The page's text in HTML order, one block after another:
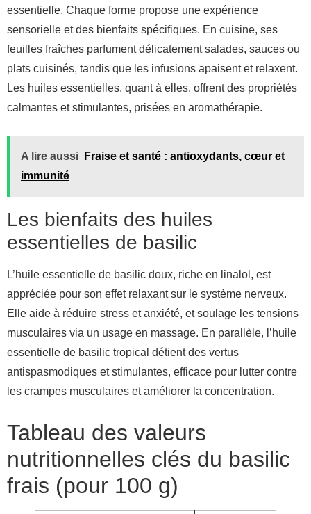
essentielle. Chaque forme propose une expérience
sensorielle et des bienfaits spécifiques. En cuisine, ses
feuilles fraîches parfument délicatement salades, sauces ou
plats cuisinés, tandis que les infusions apaisent et relaxent.
Les huiles essentielles, quant à elles, offrent des propriétés
calmantes et stimulantes, prisées en aromathérapie.
A lire aussi
Fraise et santé : antioxydants, cœur et
immunité
Les bienfaits des huiles
essentielles de basilic
L’huile essentielle de basilic doux, riche en linalol, est
appréciée pour son effet relaxant sur le système nerveux.
Elle aide à réduire stress et anxiété, et soulage les tensions
musculaires via un usage en massage. En parallèle, l’huile
essentielle de basilic tropical détient des vertus
antispasmodiques et stimulantes, efficace pour lutter contre
les crampes musculaires et améliorer la concentration.
Tableau des valeurs
nutritionnelles clés du basilic
frais (pour 100 g)